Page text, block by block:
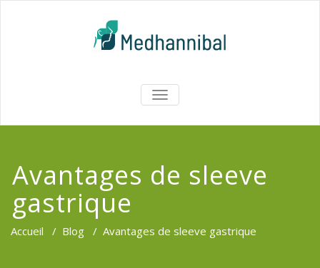
AFFICHER/MASQUER
LA
Avantages de sleeve
gastrique
Accueil / Blog / Avantages de sleeve gastrique